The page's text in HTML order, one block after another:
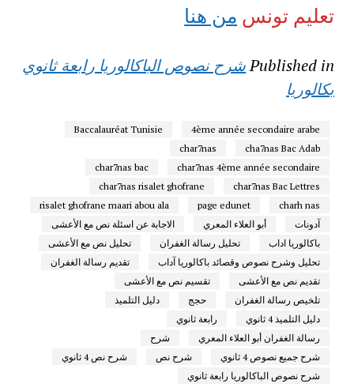
تعليم تونس من هنا
Published inشرح نصوص الباكالوريا رابعة ثانوي
بكالوريا
4ème année secondaire arabe
Baccalauréat Tunisie
cha7nas Bac Adab
char7nas
char7nas 4ème année secondaire
char7nas bac
char7nas Bac Lettres
char7nas risalet ghofrane
charh nas
page edunet
risalet ghofrane maari abou ala
آدونات
أبو العلاء المعري
الاجابة عن اسئلة نص مع الأعشى
باكالوريا اداب
تحليل رسالة الغفران
تحليل نص مع الأعشى
تحليل وشرح نصوص وقصائد باكالوريا آداب
تقديم رسالة الغفران
تقديم نص مع الأعشى
تقسيم نص مع الأعشى
تلخيص رسالة الغفران
حجج
دليل التلميذ
دليل التلميذ 4 ثانوي
رابعة ثانوي
رسالة الغفران أبو العلاء المعري
شرح
شرح جميع نصوص 4 ثانوي
شرح نص
شرح نص 4 ثانوي
شرح نصوص الباكالوريا رابعة ثانوي